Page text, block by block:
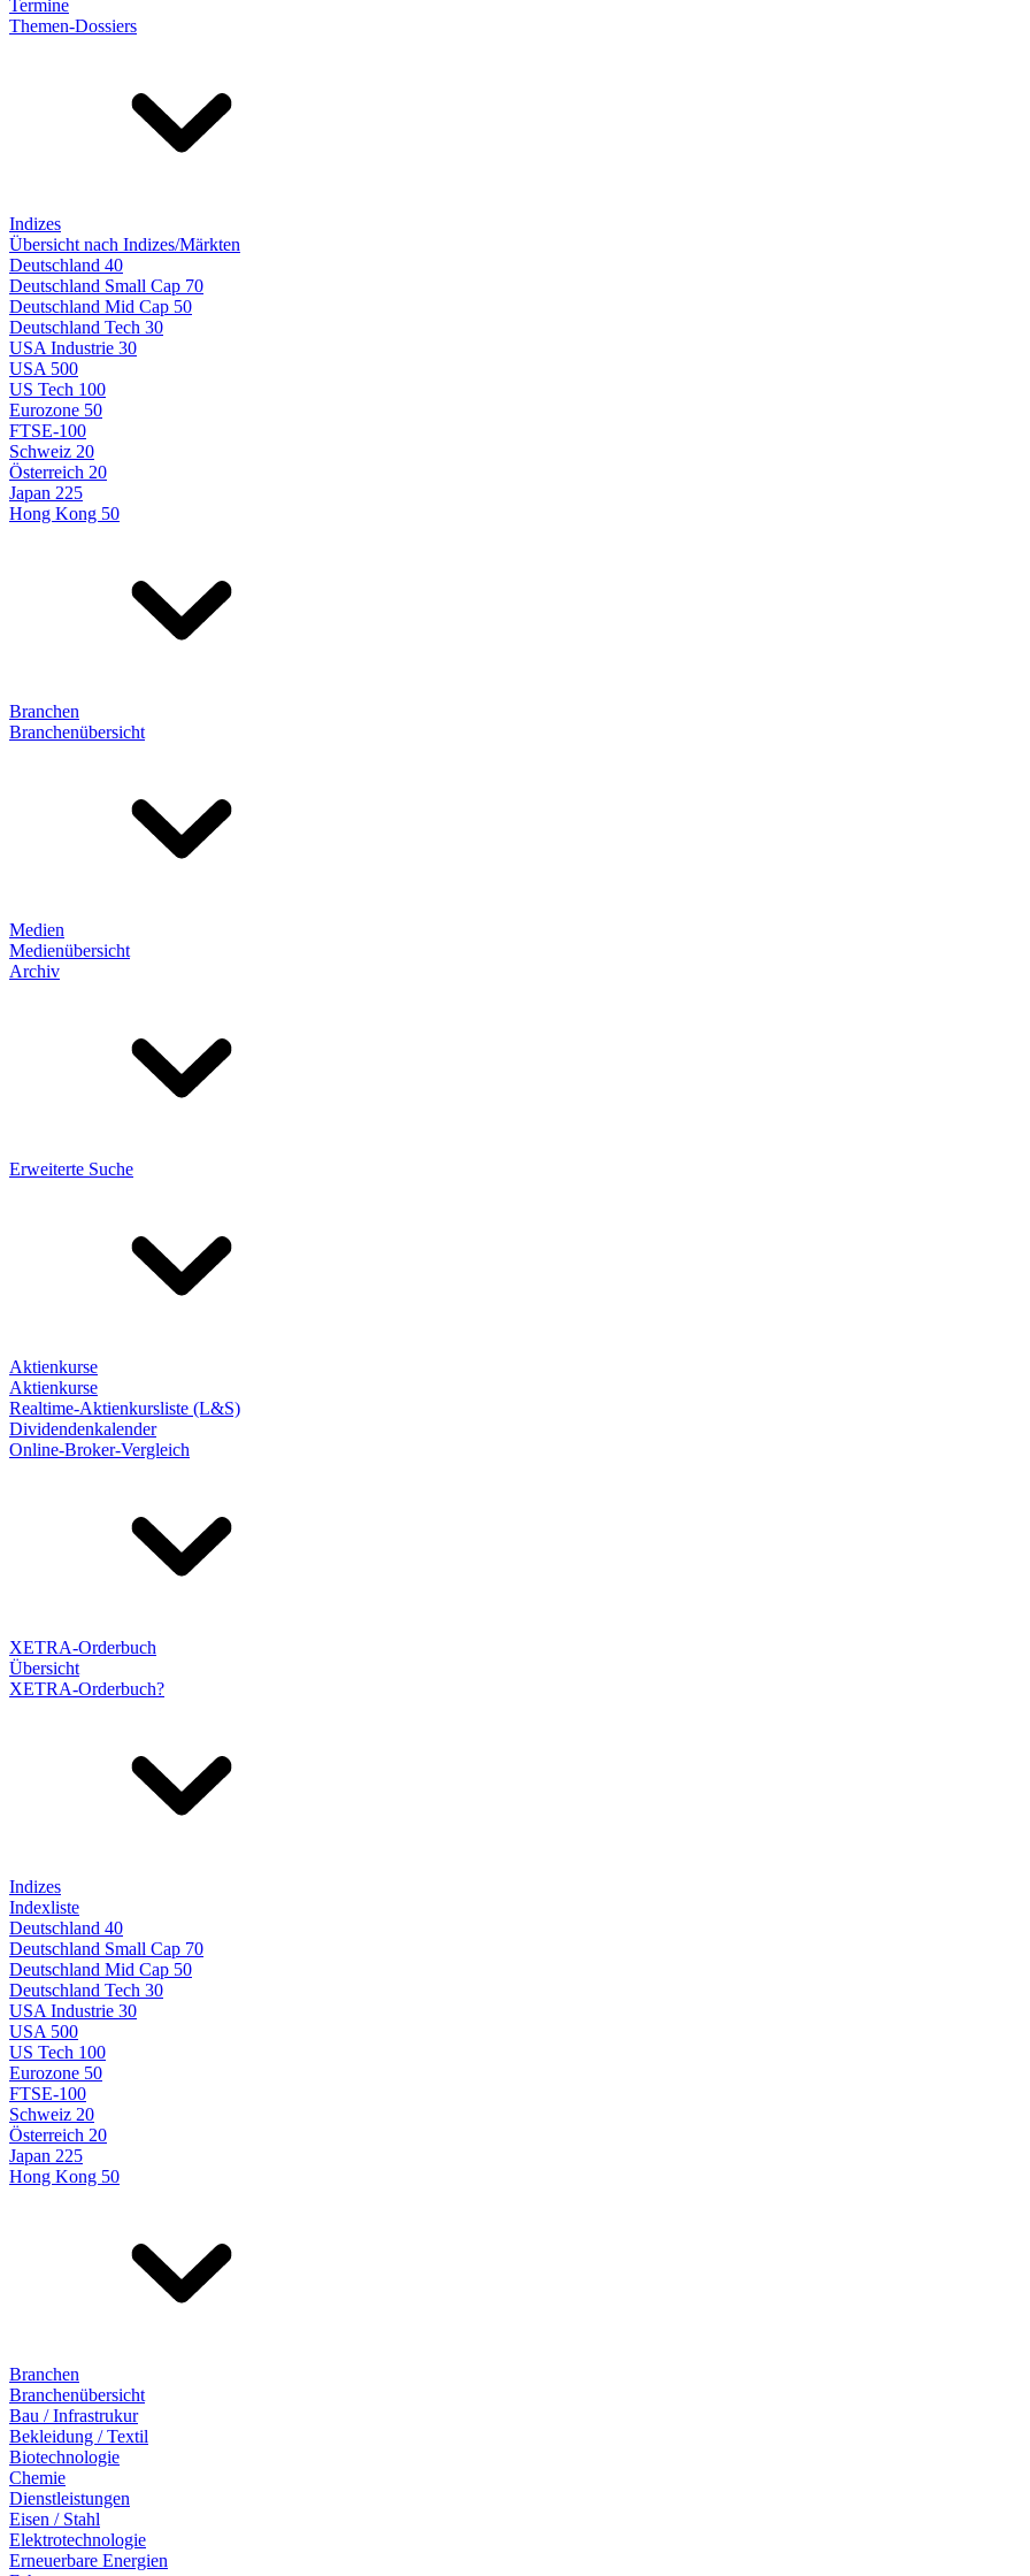
Termine
Themen-Dossiers
Indizes
Übersicht nach Indizes/Märkten
Deutschland 40
Deutschland Small Cap 70
Deutschland Mid Cap 50
Deutschland Tech 30
USA Industrie 30
USA 500
US Tech 100
Eurozone 50
FTSE-100
Schweiz 20
Österreich 20
Japan 225
Hong Kong 50
Branchen
Branchenübersicht
Medien
Medienübersicht
Archiv
Erweiterte Suche
Aktienkurse
Aktienkurse
Realtime-Aktienkursliste (L&S)
Dividendenkalender
Online-Broker-Vergleich
XETRA-Orderbuch
Übersicht
XETRA-Orderbuch?
Indizes
Indexliste
Deutschland 40
Deutschland Small Cap 70
Deutschland Mid Cap 50
Deutschland Tech 30
USA Industrie 30
USA 500
US Tech 100
Eurozone 50
FTSE-100
Schweiz 20
Österreich 20
Japan 225
Hong Kong 50
Branchen
Branchenübersicht
Bau / Infrastrukur
Bekleidung / Textil
Biotechnologie
Chemie
Dienstleistungen
Eisen / Stahl
Elektrotechnologie
Erneuerbare Energien